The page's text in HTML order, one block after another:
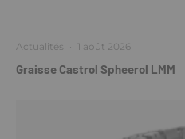
Actualités · 1 août 2026
Graisse Castrol Spheerol LMM